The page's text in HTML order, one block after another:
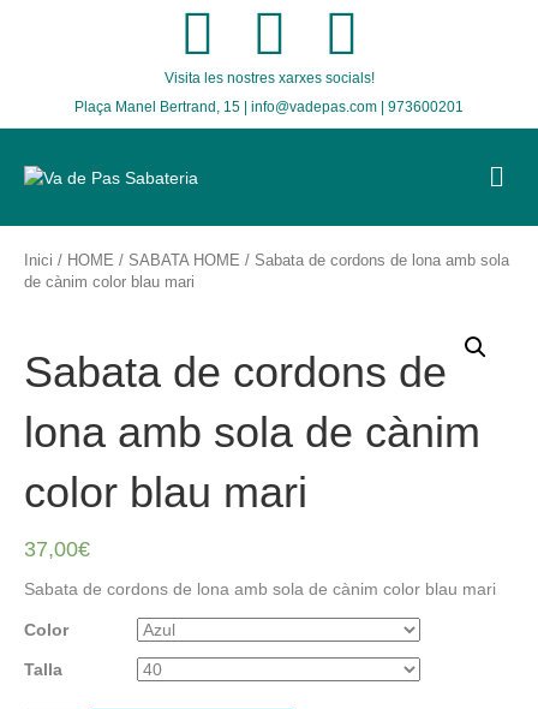
a
b
o
k
w
t
r
n
a
r
a
Visita les nostres xarxes socials!
Plaça Manel Bertrand, 15 | info@vadepas.com | 973600201
N
Inici / HOME / SABATA HOME / Sabata de cordons de lona amb sola
de cànim color blau mari
Sabata de cordons de
lona amb sola de cànim
color blau mari
37,00€
Sabata de cordons de lona amb sola de cànim color blau mari
Color
Talla